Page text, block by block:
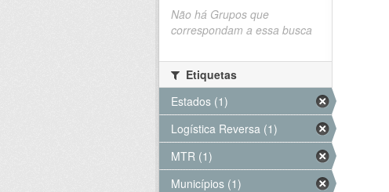
Não há Grupos que
correspondam a essa busca
Etiquetas
Estados (1)
Logística Reversa (1)
MTR (1)
Municípios (1)